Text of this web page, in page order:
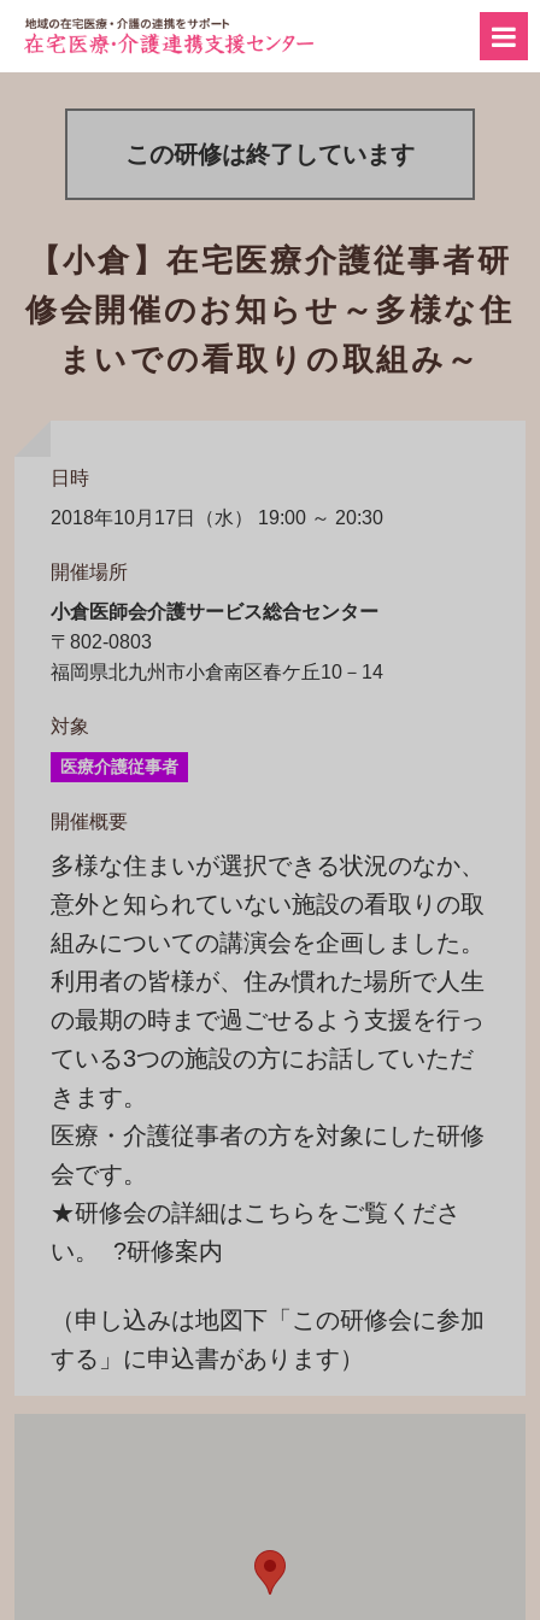
この研修は終了しています
【小倉】在宅医療介護従事者研
修会開催のお知らせ～多様な住
まいでの看取りの取組み～
日時
2018年10月17日（水） 19:00 ～ 20:30
開催場所
小倉医師会介護サービス総合センター
〒802-0803
福岡県北九州市小倉南区春ケ丘10－14
対象
医療介護従事者
開催概要
多様な住まいが選択できる状況のなか、
意外と知られていない施設の看取りの取
組みについての講演会を企画しました。
利用者の皆様が、住み慣れた場所で人生
の最期の時まで過ごせるよう支援を行っ
ている3つの施設の方にお話していただ
きます。
医療・介護従事者の方を対象にした研修
会です。
★研修会の詳細はこちらをご覧くださ
い。 ?研修案内
（申し込みは地図下「この研修会に参加
する」に申込書があります）